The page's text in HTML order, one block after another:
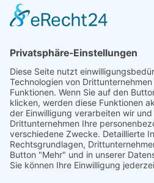
Ihr Gutachter für Wohnmobile.
unverschuldeten Unfall. Schnell